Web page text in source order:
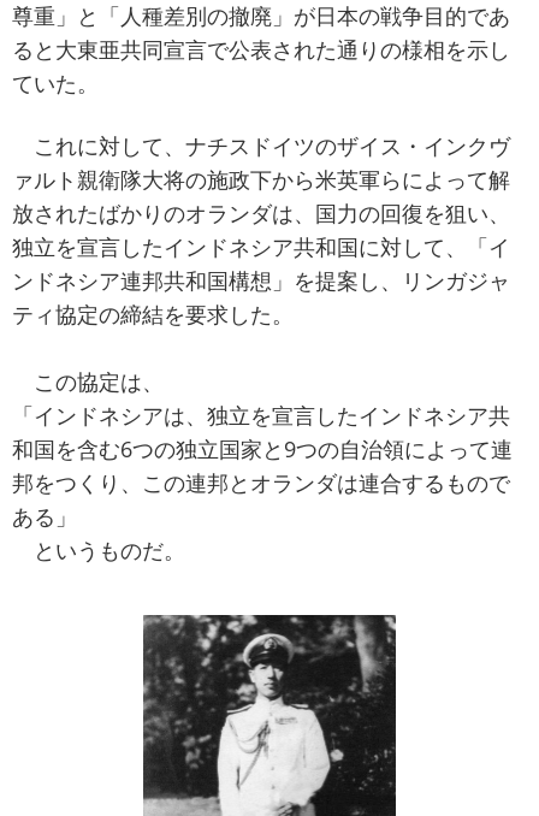
尊重」と「人種差別の撤廃」が日本の戦争目的であ
ると大東亜共同宣言で公表された通りの様相を示し
ていた。
これに対して、ナチスドイツのザイス・インクヴ
ァルト親衛隊大将の施政下から米英軍らによって解
放されたばかりのオランダは、国力の回復を狙い、
独立を宣言したインドネシア共和国に対して、「イ
ンドネシア連邦共和国構想」を提案し、リンガジャ
ティ協定の締結を要求した。
この協定は、
「インドネシアは、独立を宣言したインドネシア共
和国を含む6つの独立国家と9つの自治領によって連
邦をつくり、この連邦とオランダは連合するもので
ある」
というものだ。